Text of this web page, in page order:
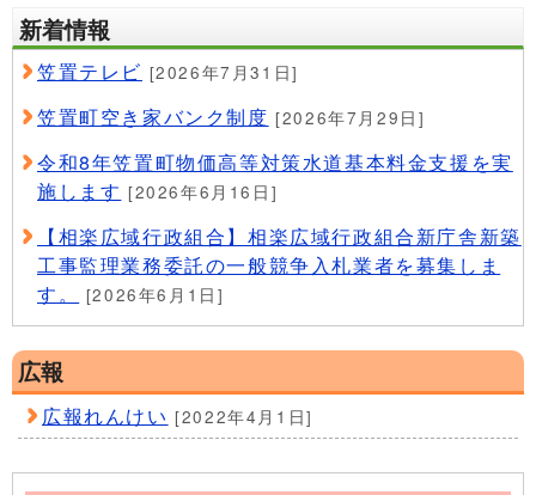
新着情報
笠置テレビ [2026年7月31日]
笠置町空き家バンク制度 [2026年7月29日]
令和8年笠置町物価高等対策水道基本料金支援を実
施します [2026年6月16日]
【相楽広域行政組合】相楽広域行政組合新庁舎新築
工事監理業務委託の一般競争入札業者を募集しま
す。
[2026年6月1日]
広報
広報れんけい [2022年4月1日]